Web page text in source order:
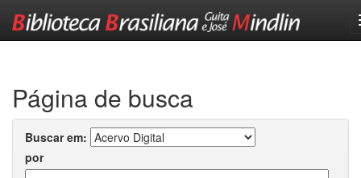
Página de busca
Buscar em:
por